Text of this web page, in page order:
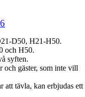
D50, H21-H50.
och H50.
syften.
och gäster, som inte vill
att tävla, kan erbjudas ett